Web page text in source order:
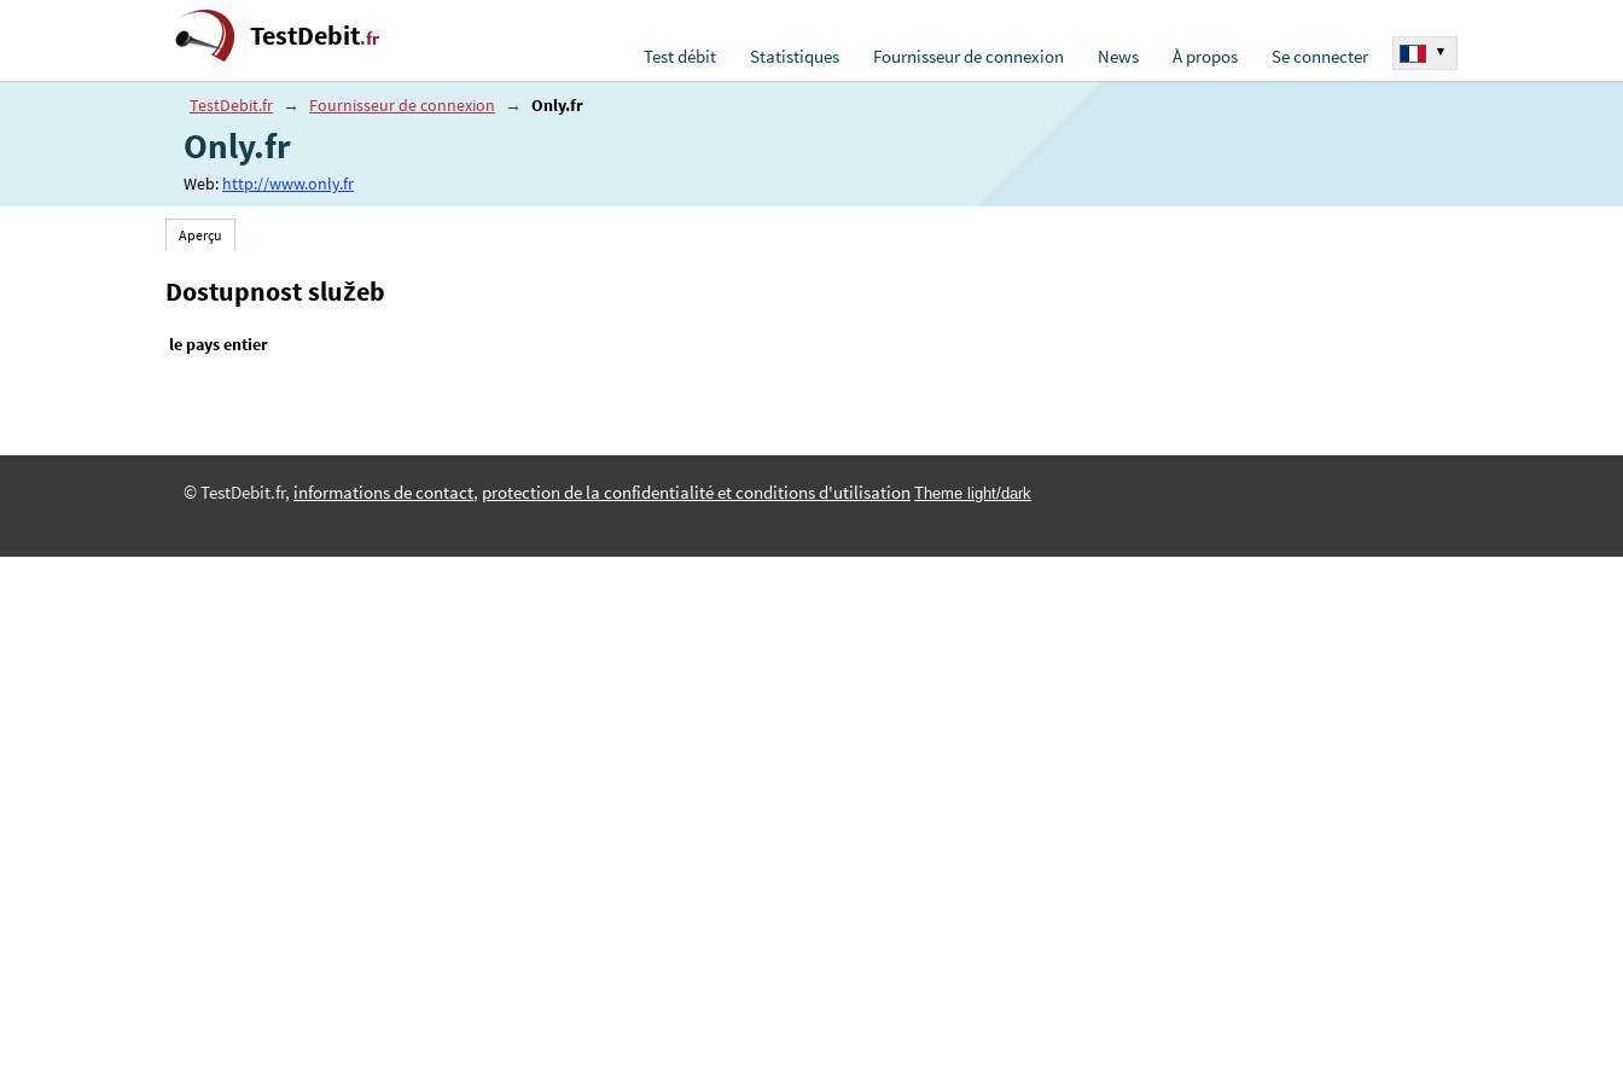
TestDebit.fr
Test débit Statistiques Fournisseur de connexion News À propos Se connecter ▾
TestDebit.fr → Fournisseur de connexion → Only.fr
Only.fr
Web: http://www.only.fr
Aperçu
Dostupnost služeb
le pays entier
© TestDebit.fr, informations de contact, protection de la confidentialité et conditions d'utilisation Theme light/dark